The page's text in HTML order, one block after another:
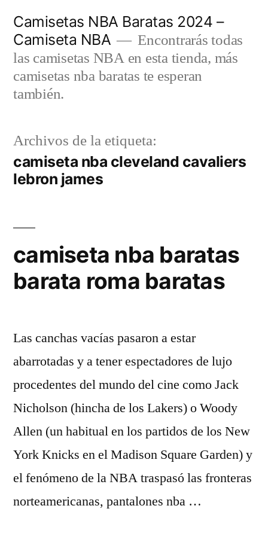
contenido
Camisetas NBA Baratas 2024 –
Camiseta NBA
Encontrarás todas
las camisetas NBA en esta tienda, más
camisetas nba baratas te esperan
también.
Archivos de la etiqueta:
camiseta nba cleveland cavaliers
lebron james
camiseta nba baratas
barata roma baratas
Las canchas vacías pasaron a estar
abarrotadas y a tener espectadores de lujo
procedentes del mundo del cine como Jack
Nicholson (hincha de los Lakers) o Woody
Allen (un habitual en los partidos de los New
York Knicks en el Madison Square Garden) y
el fenómeno de la NBA traspasó las fronteras
norteamericanas, pantalones nba …